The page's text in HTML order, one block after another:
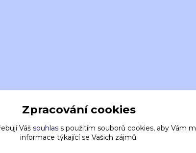
Zpracování cookies
Váš souhlass použitím souborů cookies, aby Vám
informace týkající se Vašich zájmů.